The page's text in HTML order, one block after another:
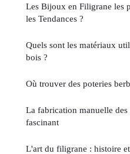
Les Bijoux en Filigrane les
les Tendances ?
Quels sont les matériaux
bois ?
Où trouver des poteries
La fabrication manuelle des
fascinant
L'art du filigrane : histoire